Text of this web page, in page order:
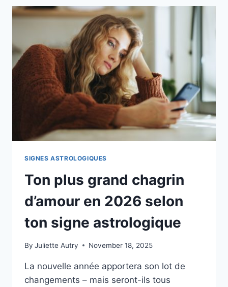
ASTROLOGIQUES
QUI
SERONT
LE
COUPLE
PARFAIT
EN
2026
SIGNES ASTROLOGIQUES
Ton plus grand chagrin
d’amour en 2026 selon
ton signe astrologique
By Juliette Autry November 18, 2025
La nouvelle année apportera son lot de
changements – mais seront-ils tous